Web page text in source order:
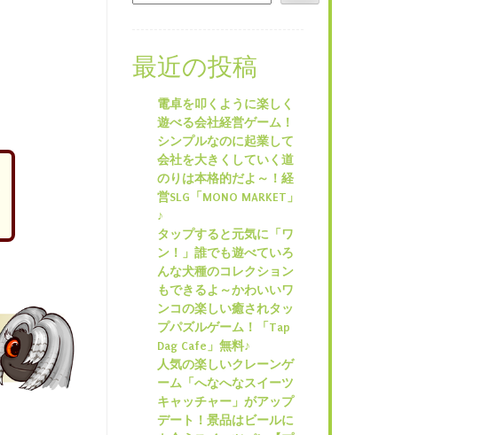
最近の投稿
電卓を叩くように楽しく
遊べる会社経営ゲーム！
シンプルなのに起業して
会社を大きくしていく道
のりは本格的だよ～！経
営SLG「MONO MARKET」
♪
タップすると元気に「ワ
ン！」誰でも遊べていろ
んな犬種のコレクション
もできるよ～かわいいワ
ンコの楽しい癒されタッ
プパズルゲーム！「Tap
Dag Cafe」無料♪
人気の楽しいクレーンゲ
ーム「へなへなスイーツ
キャッチャー」がアップ
デート！景品はビールに